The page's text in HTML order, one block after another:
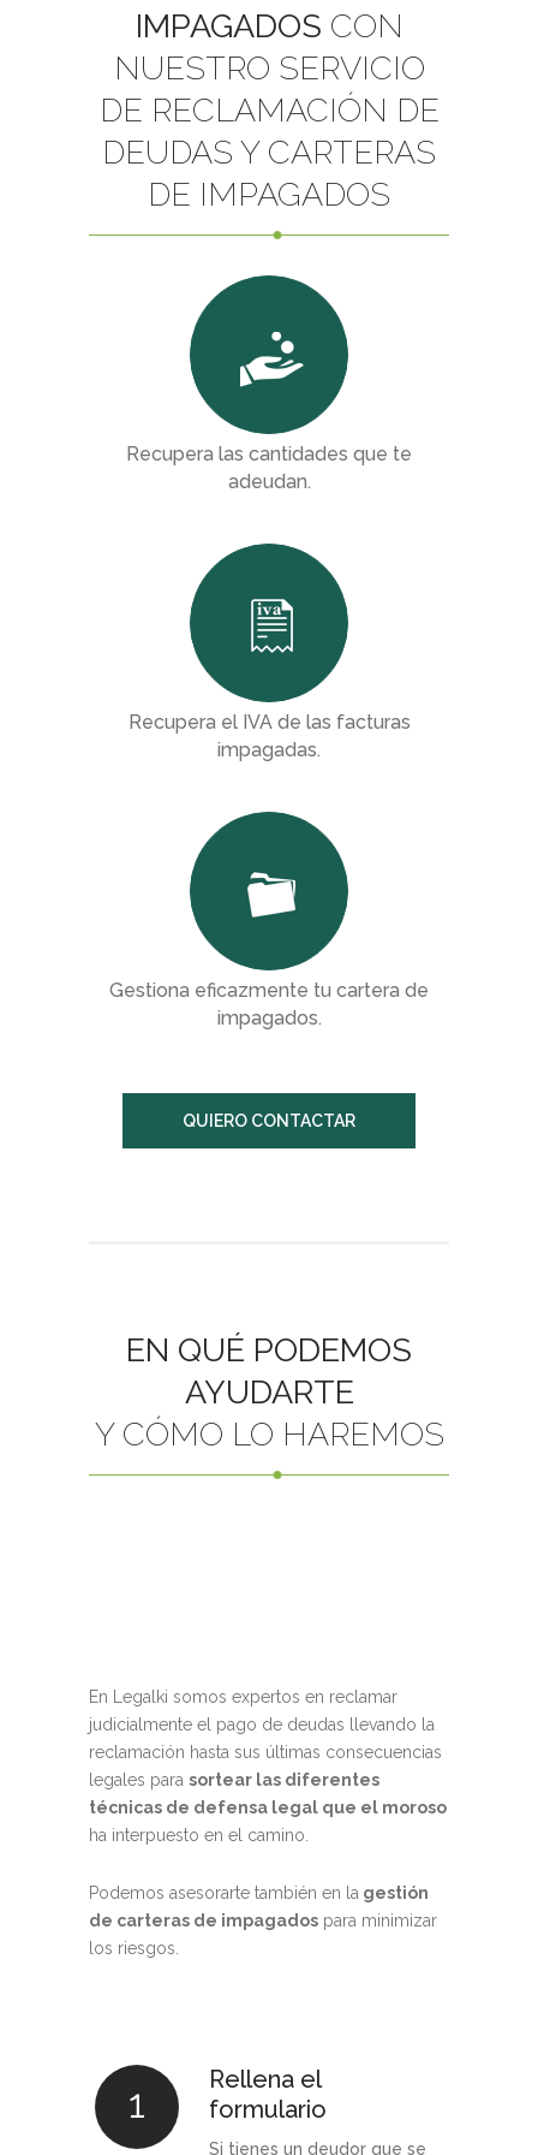
Arrendamientos Urbanos
Propiedad Horizontal
Servidumbres
Vicios Constructivos
REESTRUCTURACIONES DE DEUDA Y 2ª
Concurso de acreedores
Mediación concursal y Preconcurso
Traslación de unidades productivas
Reestructuración y Refinanciación de deudas
PARTICULARES
Emprendedores
Consumidores
Bono Horario
Constitución y modificación de empresas
Pactos parasociales y Protocolos Familiares
Reclamaciones de deuda vía judicial
CORPORATE COMPLIANCE
Corporate Compliance
FAMILIA Y SUCESIONES
Incapacitaciones
Separaciones y Divorcios
Modificación de medidas
Sucesiones
IMPAGADOS CON
NUESTRO SERVICIO
DE RECLAMACIÓN DE
DEUDAS Y CARTERAS
DE IMPAGADOS
Recupera las cantidades que te
adeudan.
Recupera el IVA de las facturas
impagadas.
Gestiona eficazmente tu cartera de
impagados.
QUIERO CONTACTAR
EN QUÉ PODEMOS
AYUDARTE
Y CÓMO LO HAREMOS
En Legalki somos expertos en reclamar
judicialmente el pago de deudas llevando la
reclamación hasta sus últimas consecuencias
legales para sortear las diferentes
técnicas de defensa legal que el moroso
ha interpuesto en el camino.
Podemos asesorarte también en la gestión
de carteras de impagados para minimizar
los riesgos.
1
Rellena el
formulario
Si tienes un deudor que se